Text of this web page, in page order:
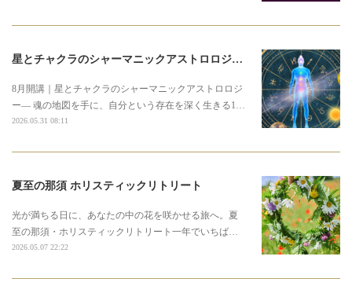
星とチャクラのシャーマニックアストロロジー3期募集のお知らせ
8月開講｜星とチャクラのシャーマニックアストロロジ
ー― 魂の地図を手に、自分という存在を深く生きる1…
2026.05.31 08:11
夏至の那須 ホリスティックリトリート
光が満ちる日に、あなたの中の花を咲かせる旅へ。夏
至の那須・ホリスティックリトリート一年でいちば…
2026.05.07 22:22